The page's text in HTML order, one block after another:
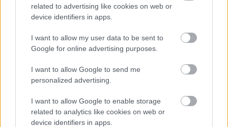
related to advertising like cookies on web or
device identifiers in apps.
I want to allow my user data to be sent to
Google for online advertising purposes.
I want to allow Google to send me
personalized advertising.
I want to allow Google to enable storage
related to analytics like cookies on web or
device identifiers in apps.
πανεπιστήμιο, έχει δεσμευθεί να επενδύσει 50 εκατ. ευρώ
δηλώσει ότι θα συνεχίσει να χρησιμοποιεί τις
εγκαταστάσεις για την παράδοση αυτοκινήτων σε πελάτες,